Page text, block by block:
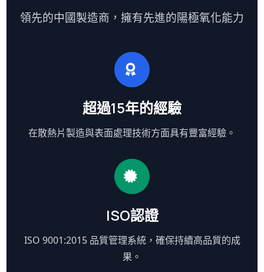
領先的中國製造商，擁有先進的陽極氧化能力
超過15年的經驗
在散熱片製造與表面處理技術方面具有豐富經驗。
ISO認證
ISO 9001:2015 品質管理系統，確保持續高品質的成
果。